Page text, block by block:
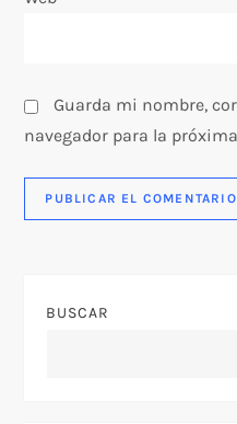
Guarda mi nombre,
navegador para la
BUSCAR